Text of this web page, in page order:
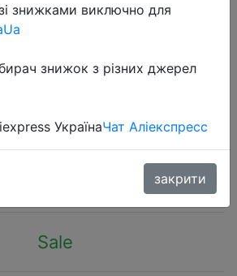
Micro Needles
5D Nano Round
Sale
знижками виключно для
знижок з різних джерел
УкраїнаЧат Аліекспресс
закрити